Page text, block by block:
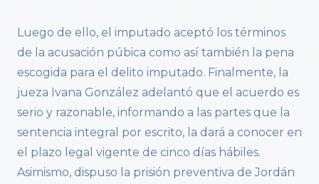
Luego de ello, el imputado aceptó los términos
de la acusación púbica como así también la pena
escogida para el delito imputado. Finalmente, la
jueza Ivana González adelantó que el acuerdo es
serio y razonable, informando a las partes que la
sentencia integral por escrito, la dará a conocer en
el plazo legal vigente de cinco días hábiles.
Asimismo, dispuso la prisión preventiva de Jordán